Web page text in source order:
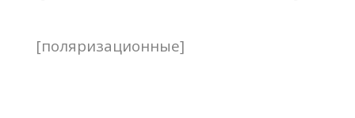
[поляризационные]